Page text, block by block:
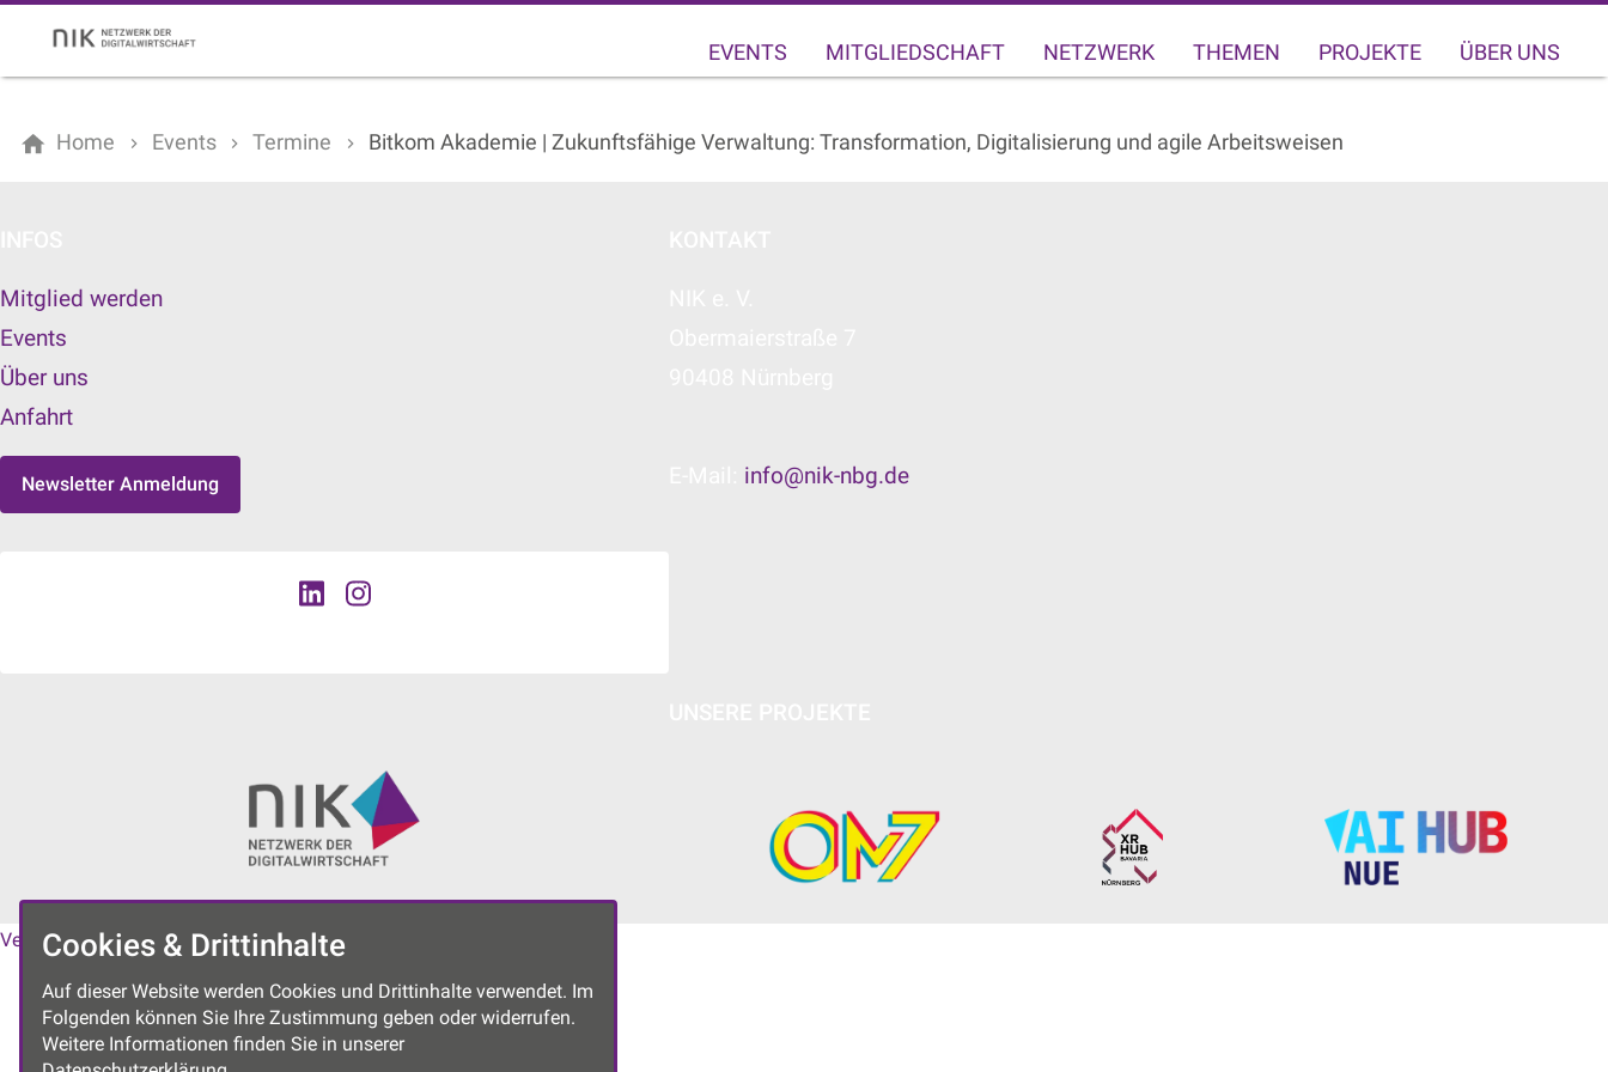
EVENTS MITGLIEDSCHAFT NETZWERK THEMEN PROJEKTE ÜBER UNS
Home Events Termine Bitkom Akademie | Zukunftsfähige Verwaltung: Transformation, Digitalisierung und agile Arbeitsweisen
Mitglied werden
Events
Über uns
Anfahrt
Newsletter Anmeldung info@nik-nbg.de
Vereinssatzung|Datenschutzerklärung|
Cookies & Drittinhalte
Auf dieser Website werden Cookies und Drittinhalte verwendet. Im
Folgenden können Sie Ihre Zustimmung geben oder widerrufen.
Weitere Informationen finden Sie in unserer